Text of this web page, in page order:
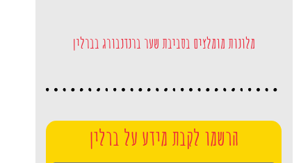
מלונות מומלצים בסביבת שער ברנדנבורג בברלין
הרשמו לקבת מידע על ברלין